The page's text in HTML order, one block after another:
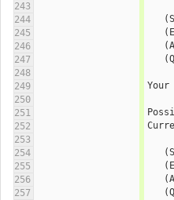
243
244
245
246
247
248
249
250
251
252
253
254
255
256
257